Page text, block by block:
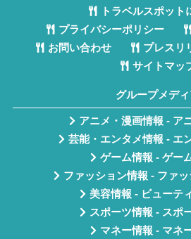
トラベルスポット
プライバシーポリシー
お問い合わせ
プレスリ
サイトマッ
グループメデ
アニメ・漫画情報 - ア
芸能・エンタメ情報 - エ
ゲーム情報 - ゲー
ファッション情報 - ファ
美容情報 - ビューテ
スポーツ情報 - スポ
マネー情報 - マネ